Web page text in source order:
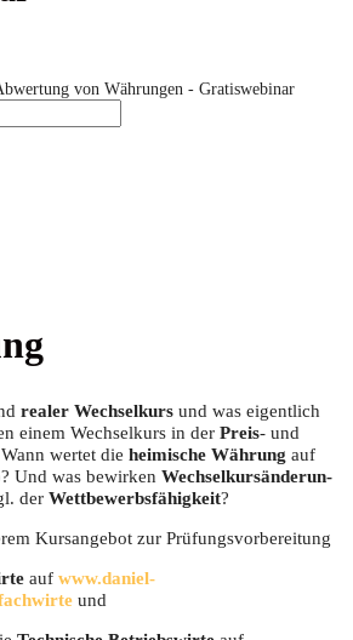
von Währungen - Gratiswebinar
rea­ler Wech­sel­kurs und was eigent­lich
einem Wech­sel­kurs in der Preis- und
wer­tet die hei­mi­sche Wäh­rung auf
Und was bewir­ken Wech­sel­kurs­än­de­run­
der Wett­be­werbs­fä­hig­keit?
Kurs­an­ge­bot zur Prüfungsvorbereitung
auf www.daniel-
und